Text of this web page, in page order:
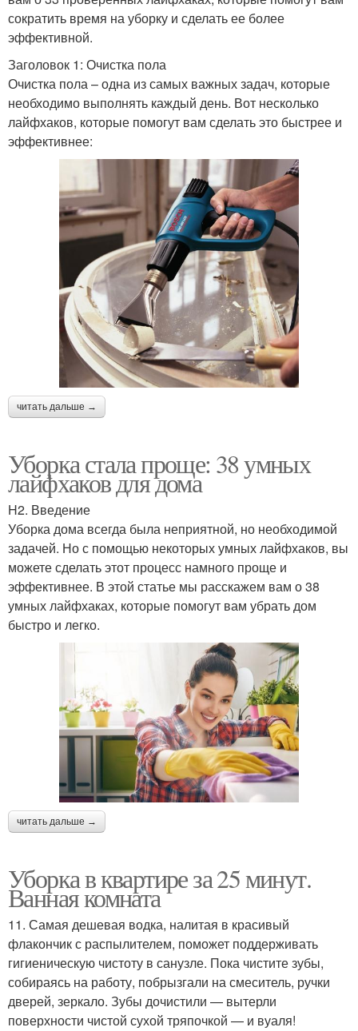
сократить время на уборку и сделать ее более
эффективной.
Заголовок 1: Очистка пола
Очистка пола – одна из самых важных задач, которые
необходимо выполнять каждый день. Вот несколько
лайфхаков, которые помогут вам сделать это быстрее и
эффективнее:
читать дальше →
Уборка стала проще: 38 умных
лайфхаков для дома
H2. Введение
Уборка дома всегда была неприятной, но необходимой
задачей. Но с помощью некоторых умных лайфхаков, вы
можете сделать этот процесс намного проще и
эффективнее. В этой статье мы расскажем вам о 38
умных лайфхаках, которые помогут вам убрать дом
быстро и легко.
читать дальше →
Уборка в квартире за 25 минут.
Ванная комната
11. Самая дешевая водка, налитая в красивый
флакончик с распылителем, поможет поддерживать
гигиеническую чистоту в санузле. Пока чистите зубы,
собираясь на работу, побрызгали на смеситель, ручки
дверей, зеркало. Зубы дочистили — вытерли
поверхности чистой сухой тряпочкой — и вуаля!